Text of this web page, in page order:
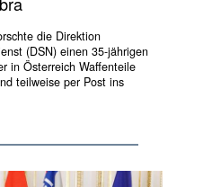
die Direktion
(DSN) einen 35-jährigen
in Österreich Waffenteile
teilweise per Post ins